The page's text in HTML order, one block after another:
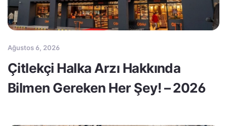
Ağustos 6, 2026
Çitlekçi Halka Arzı Hakkında
Bilmen Gereken Her Şey! – 2026